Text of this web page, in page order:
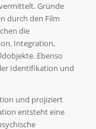
Gründe
durch den Film
die
Integration,
Ebenso
Identifikation und
und projiziert
entsteht eine